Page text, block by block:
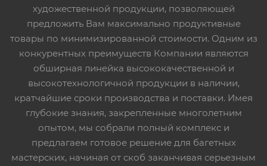
художественной продукции, позволяющей
предложить Вам максимально продуктивные
товары по минимизированной стоимости. Одним из
конкурентных преимуществ Компании являются
обширная линейка высококачественной и
высокотехнологичной продукции в наличии,
кратчайшие сроки производства и поставки. Имея
глубокие знания, закрепленные многолетним
опытом, мы собрали полный комплекс и
предлагаем готовое решение для багетных
мастерских, начиная от скоб заканчивая серьезным